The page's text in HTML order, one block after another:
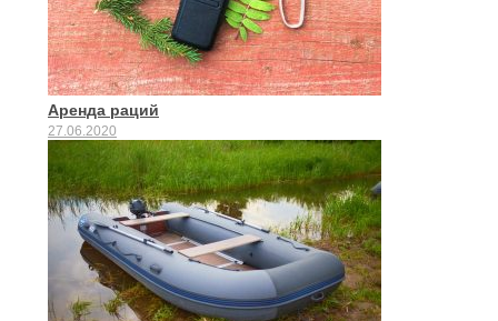
Аренда раций
27.06.2020